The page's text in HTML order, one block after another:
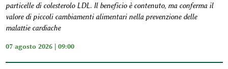
particelle di colesterolo LDL. Il beneficio è contenuto, ma conferma il
valore di piccoli cambiamenti alimentari nella prevenzione delle
malattie cardiache
07 agosto 2026 | 09:00